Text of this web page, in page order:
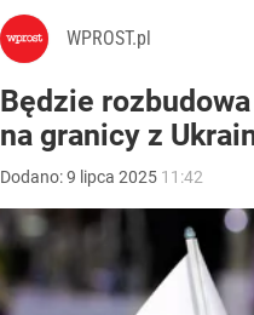
WPROST.pl
Będzie
na granicy z
Dodano:9 lipca 2025 11:42